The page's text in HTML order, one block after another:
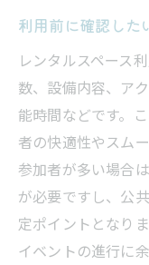
利用前に確認した
レンタルスペース
数、設備内容、ア
能時間などです。
者の快適性やスム
参加者が多い場合
が必要ですし、公
定ポイントとなり
イベントの進行に